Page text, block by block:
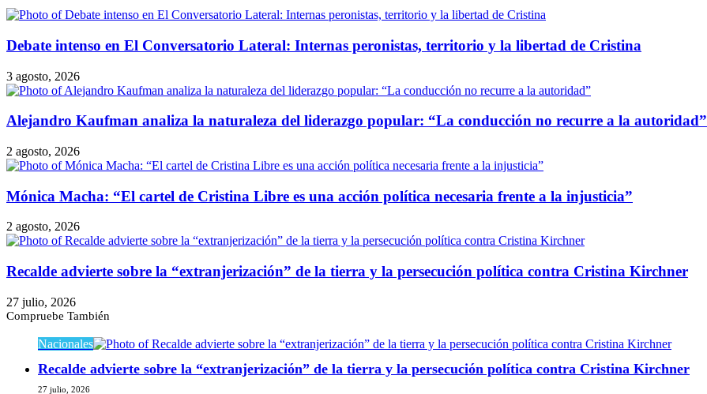
Debate intenso en El Conversatorio Lateral: Internas peronistas, territorio y la libertad de Cristina
3 agosto, 2026
Alejandro Kaufman analiza la naturaleza del liderazgo popular: “La conducción no recurre a la autoridad”
2 agosto, 2026
Mónica Macha: “El cartel de Cristina Libre es una acción política necesaria frente a la injusticia”
2 agosto, 2026
Recalde advierte sobre la “extranjerización” de la tierra y la persecución política contra Cristina Kirchner
27 julio, 2026
Compruebe También
Nacionales
Recalde advierte sobre la “extranjerización” de la tierra y la persecución política contra Cristina Kirchner
27 julio, 2026